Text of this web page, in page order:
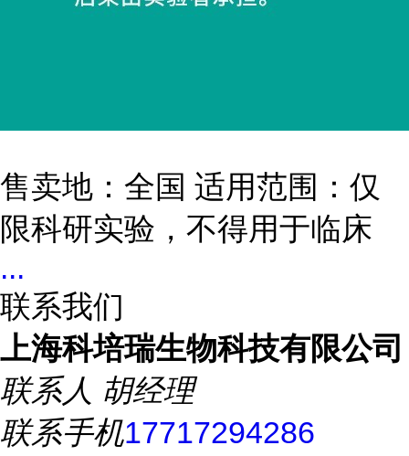
售卖地：全国 适用范围：仅
限科研实验，不得用于临床
...
联系我们
上海科培瑞生物科技有限公司
联系人 胡经理
联系手机17717294286